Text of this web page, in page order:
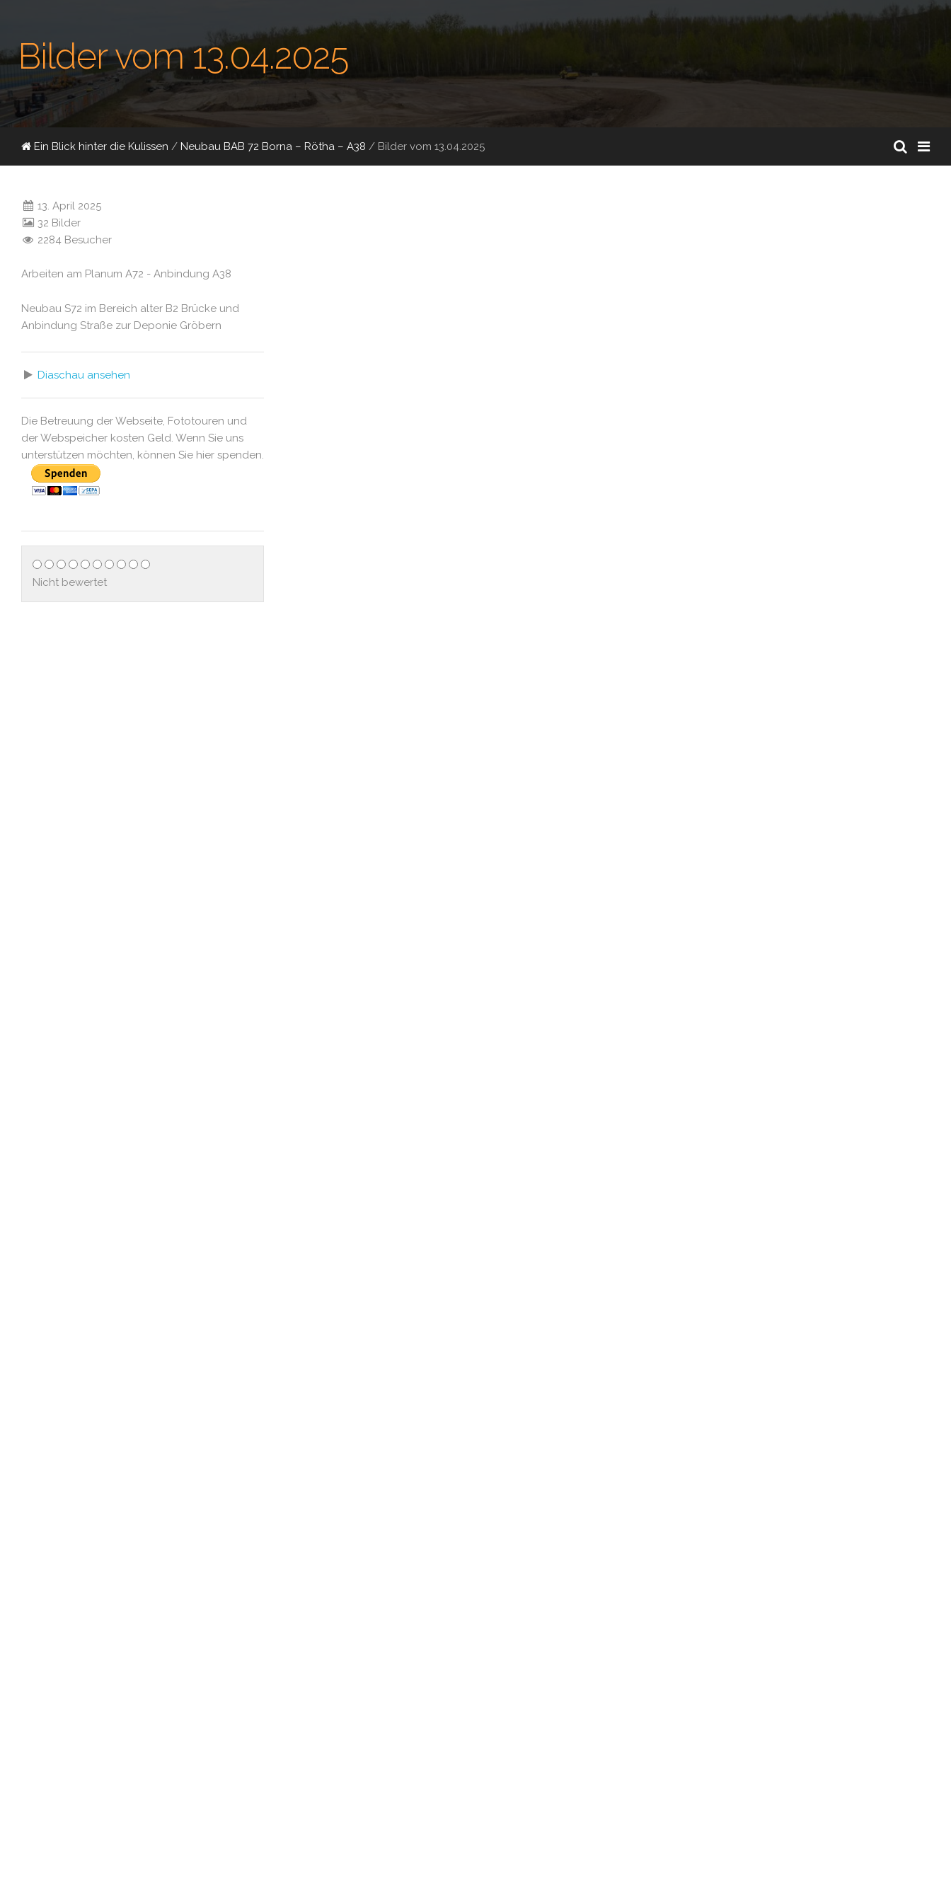
Bilder vom 13.04.2025
Ein Blick hinter die Kulissen / Neubau BAB 72 Borna – Rötha – A38 / Bilder vom 13.04.2025
13. April 2025
32 Bilder
2284 Besucher
Arbeiten am Planum A72 - Anbindung A38
Neubau S72 im Bereich alter B2 Brücke und
Anbindung Straße zur Deponie Gröbern
Diaschau ansehen
Die Betreuung der Webseite, Fototouren und
der Webspeicher kosten Geld. Wenn Sie uns
unterstützen möchten, können Sie hier spenden.
Nicht bewertet